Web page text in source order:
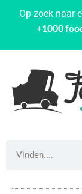
Op zoek naar
+1000